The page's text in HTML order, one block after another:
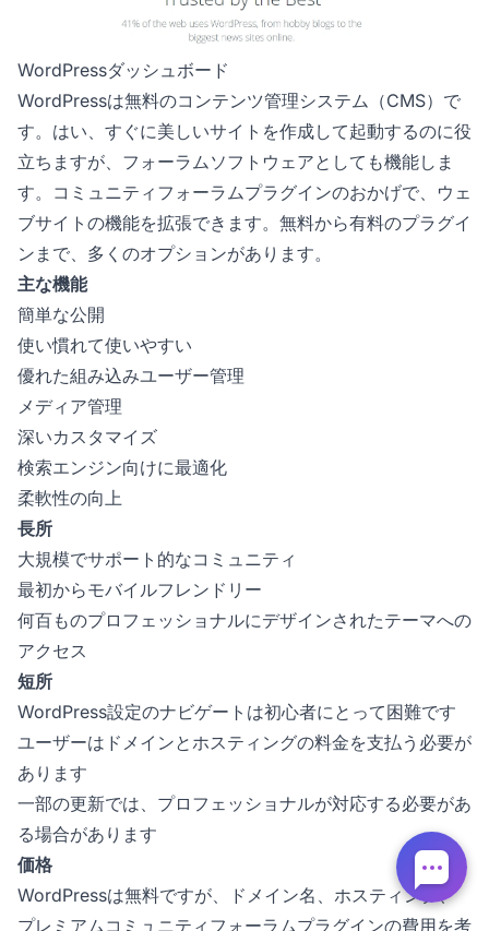
WordPressダッシュボード
WordPressは無料のコンテンツ管理システム（CMS）で
す。はい、すぐに美しいサイトを作成して起動するのに役
立ちますが、フォーラムソフトウェアとしても機能しま
す。コミュニティフォーラムプラグインのおかげで、ウェ
ブサイトの機能を拡張できます。無料から有料のプラグイ
ンまで、多くのオプションがあります。
主な機能
簡単な公開
使い慣れて使いやすい
優れた組み込みユーザー管理
メディア管理
深いカスタマイズ
検索エンジン向けに最適化
柔軟性の向上
長所
大規模でサポート的なコミュニティ
最初からモバイルフレンドリー
何百ものプロフェッショナルにデザインされたテーマへの
アクセス
短所
WordPress設定のナビゲートは初心者にとって困難です
ユーザーはドメインとホスティングの料金を支払う必要が
あります
一部の更新では、プロフェッショナルが対応する必要があ
る場合があります
価格
WordPressは無料ですが、ドメイン名、ホスティング、
プレミアムコミュニティフォーラムプラグインの費用を考